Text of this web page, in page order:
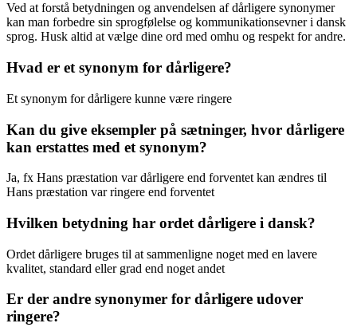
Ved at forstå betydningen og anvendelsen af dårligere synonymer
kan man forbedre sin sprogfølelse og kommunikationsevner i dansk
sprog. Husk altid at vælge dine ord med omhu og respekt for andre.
Hvad er et synonym for dårligere?
Et synonym for dårligere kunne være ringere
Kan du give eksempler på sætninger, hvor dårligere
kan erstattes med et synonym?
Ja, fx Hans præstation var dårligere end forventet kan ændres til
Hans præstation var ringere end forventet
Hvilken betydning har ordet dårligere i dansk?
Ordet dårligere bruges til at sammenligne noget med en lavere
kvalitet, standard eller grad end noget andet
Er der andre synonymer for dårligere udover
ringere?